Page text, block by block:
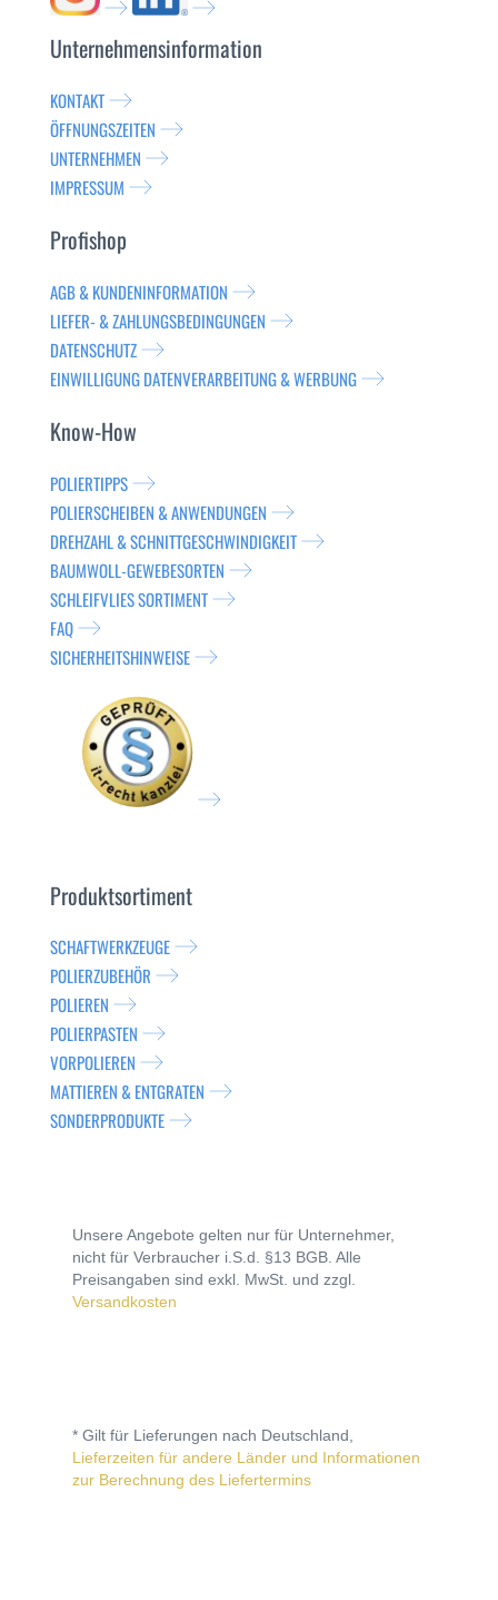
Unternehmensinformation
KONTAKT
ÖFFNUNGSZEITEN
UNTERNEHMEN
IMPRESSUM
Profishop
AGB & KUNDENINFORMATION
LIEFER- & ZAHLUNGSBEDINGUNGEN
DATENSCHUTZ
EINWILLIGUNG DATENVERARBEITUNG & WERBUNG
Know-How
POLIERTIPPS
POLIERSCHEIBEN & ANWENDUNGEN
DREHZAHL & SCHNITTGESCHWINDIGKEIT
BAUMWOLL-GEWEBESORTEN
SCHLEIFVLIES SORTIMENT
FAQ
SICHERHEITSHINWEISE
Produktsortiment
SCHAFTWERKZEUGE
POLIERZUBEHÖR
POLIEREN
POLIERPASTEN
VORPOLIEREN
MATTIEREN & ENTGRATEN
SONDERPRODUKTE
Unsere Angebote gelten nur für Unternehmer,
nicht für Verbraucher i.S.d. §13 BGB. Alle
Preisangaben sind exkl. MwSt. und zzgl.
Versandkosten
* Gilt für Lieferungen nach Deutschland,
Lieferzeiten für andere Länder und Informationen
zur Berechnung des Liefertermins